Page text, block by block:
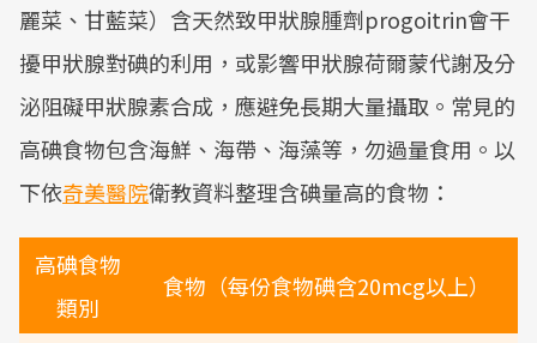
麗菜、甘藍菜）含天然致甲狀腺腫劑progoitrin會干
擾甲狀腺對碘的利用，或影響甲狀腺荷爾蒙代謝及分
泌阻礙甲狀腺素合成，應避免長期大量攝取。常見的
高碘食物包含海鮮、海帶、海藻等，勿過量食用。以
下依奇美醫院衛教資料整理含碘量高的食物：
高碘食物
類別
食物（每份食物碘含20mcg以上）